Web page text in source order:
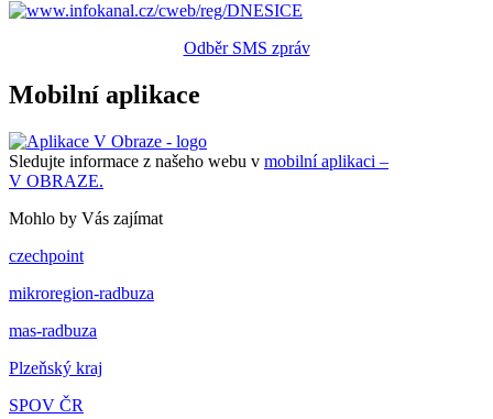
Odběr SMS zpráv
Mobilní aplikace
Sledujte informace z našeho webu v mobilní aplikaci –
V OBRAZE.
Mohlo by Vás zajímat
czechpoint
mikroregion-radbuza
mas-radbuza
Plzeňský kraj
SPOV ČR